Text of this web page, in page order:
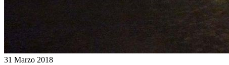
31 Marzo 2018